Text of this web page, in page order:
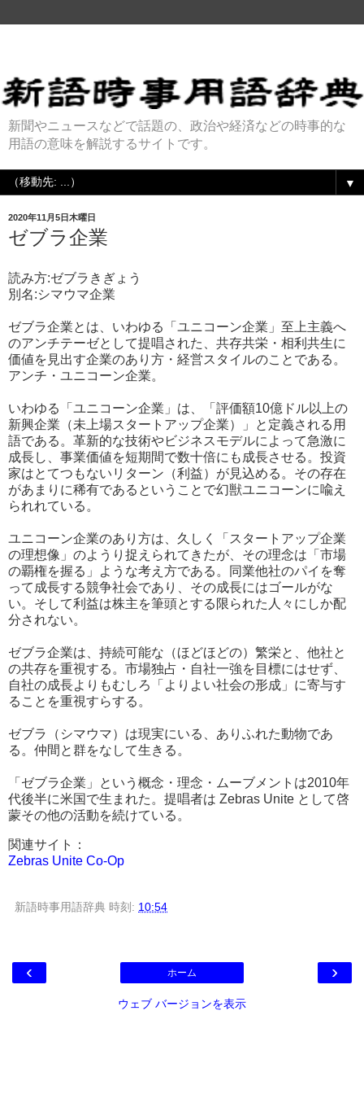
新聞やニュースなどで話題の、政治や経済などの時事的な
用語の意味を解説するサイトです。
▼
2020年11月5日木曜日
ゼブラ企業
読み方:ゼブラきぎょう
別名:シマウマ企業
ゼブラ企業とは、いわゆる「ユニコーン企業」至上主義へ
のアンチテーゼとして提唱された、共存共栄・相利共生に
価値を見出す企業のあり方・経営スタイルのことである。
アンチ・ユニコーン企業。
いわゆる「ユニコーン企業」は、「評価額10億ドル以上の
新興企業（未上場スタートアップ企業）」と定義される用
語である。革新的な技術やビジネスモデルによって急激に
成長し、事業価値を短期間で数十倍にも成長させる。投資
家はとてつもないリターン（利益）が見込める。その存在
があまりに稀有であるということで幻獣ユニコーンに喩え
られれている。
ユニコーン企業のあり方は、久しく「スタートアップ企業
の理想像」のようり捉えられてきたが、その理念は「市場
の覇権を握る」ような考え方である。同業他社のパイを奪
って成長する競争社会であり、その成長にはゴールがな
い。そして利益は株主を筆頭とする限られた人々にしか配
分されない。
ゼブラ企業は、持続可能な（ほどほどの）繁栄と、他社と
の共存を重視する。市場独占・自社一強を目標にはせず、
自社の成長よりもむしろ「よりよい社会の形成」に寄与す
ることを重視すらする。
ゼブラ（シマウマ）は現実にいる、ありふれた動物であ
る。仲間と群をなして生きる。
「ゼブラ企業」という概念・理念・ムーブメントは2010年
代後半に米国で生まれた。提唱者は Zebras Unite として啓
蒙その他の活動を続けている。
関連サイト：
Zebras Unite Co-Op
新語時事用語辞典 時刻: 10:54
‹ ›
ホーム
ウェブ バージョンを表示